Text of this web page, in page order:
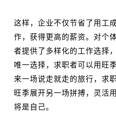
这样，企业不仅节省了用工
作，获得更高的薪资。对个
者提供了多样化的工作选择
唯一选择，求职者可以用旺
来一场说走就走的旅行，求
旺季展开另一场拼搏，灵活
将是自己。